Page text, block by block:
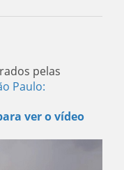
pelas
Paulo:
ver o vídeo